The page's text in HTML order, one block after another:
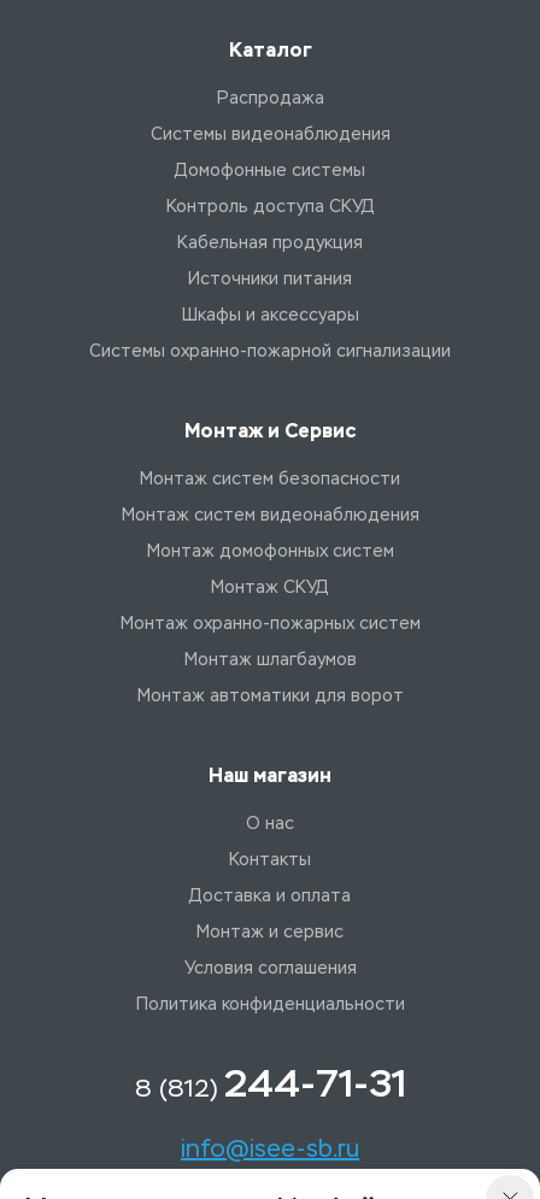
Каталог
Распродажа
Системы видеонаблюдения
Домофонные системы
Контроль доступа СКУД
Кабельная продукция
Источники питания
Шкафы и аксессуары
Системы охранно-пожарной сигнализации
Монтаж и Сервис
Монтаж систем безопасности
Монтаж систем видеонаблюдения
Монтаж домофонных систем
Монтаж СКУД
Монтаж охранно-пожарных систем
Монтаж шлагбаумов
Монтаж автоматики для ворот
Наш магазин
О нас
Контакты
Доставка и оплата
Монтаж и сервис
Условия соглашения
Политика конфиденциальности
8 (812) 244-71-31
info@isee-sb.ru